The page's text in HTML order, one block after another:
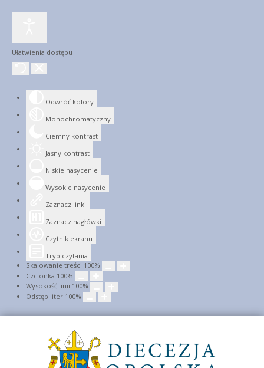
Ułatwienia dostępu
Odwróć kolory
Monochromatyczny
Ciemny kontrast
Jasny kontrast
Niskie nasycenie
Wysokie nasycenie
Zaznacz linki
Zaznacz nagłówki
Czytnik ekranu
Tryb czytania
Skalowanie treści 100%
Czcionka 100%
Wysokość linii 100%
Odstęp liter 100%